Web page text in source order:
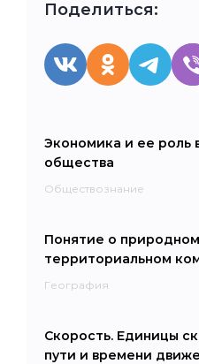
Поделиться:
Экономика и ее роль
общества
Обществознание
Понятие о природном
территориальном
География
Скорость. Единицы
пути и времени